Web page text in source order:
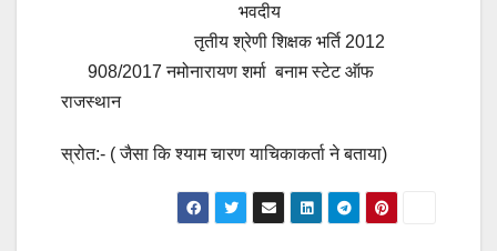
भवदीय
तृतीय श्रेणी शिक्षक भर्ति 2012
908/2017 नमोनारायण शर्मा बनाम स्टेट ऑफ
राजस्थान
स्रोत:- ( जैसा कि श्याम चारण याचिकाकर्ता ने बताया)